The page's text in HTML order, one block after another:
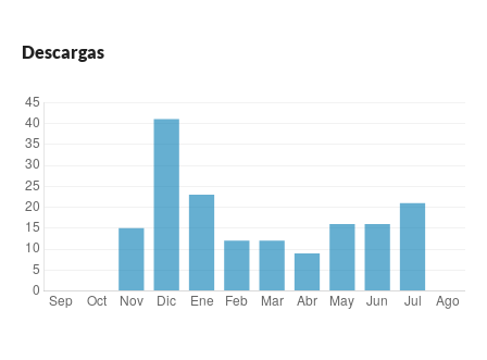
Descargas